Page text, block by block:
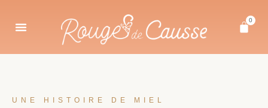
0
UNE HISTOIRE DE MIEL